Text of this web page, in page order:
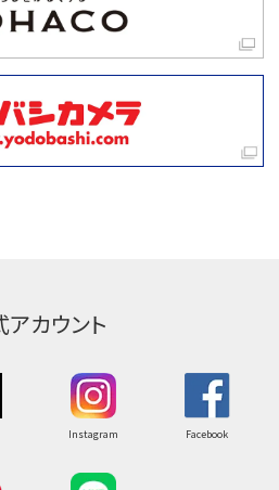
アカウント
Instagram Facebook